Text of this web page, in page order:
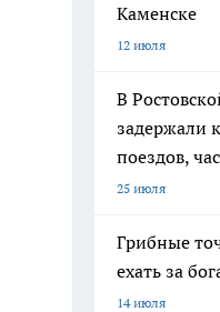
Каменске
12 июля
В
задержали
поездов,
25 июля
Грибные
ехать за
14 июля